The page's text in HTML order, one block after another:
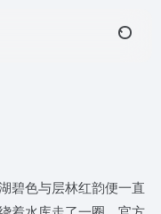
碧色与层林红韵便一直